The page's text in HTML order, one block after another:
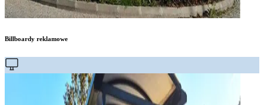
Billboardy reklamowe